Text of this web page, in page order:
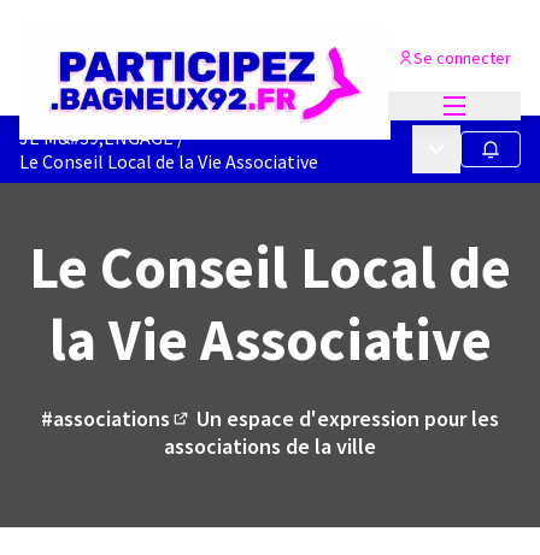
Se connecter
JE M&#39;ENGAGE/
Le Conseil Local de la Vie Associative
Menu Suivre
Le Conseil Local de
la Vie Associative
#associations
(Lien externe)
Un espace d'expression pour les
associations de la ville